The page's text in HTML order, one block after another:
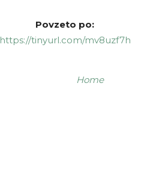
Povzeto po:
https://tinyurl.com/mv8uzf7h
Home